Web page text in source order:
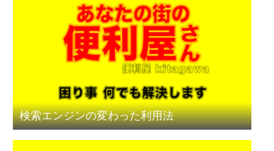
検索エンジンの変わった利用法